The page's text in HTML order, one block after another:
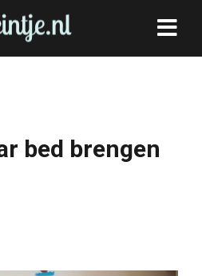
bed brengen